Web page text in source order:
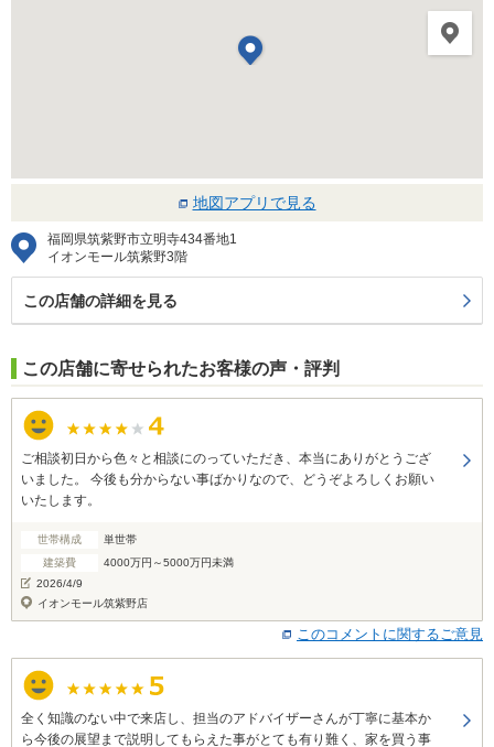
地図アプリで見る
福岡県筑紫野市立明寺434番地1
イオンモール筑紫野3階
この店舗の詳細を見る
この店舗に寄せられたお客様の声・評判
ご相談初日から色々と相談にのっていただき、本当にありがとうござ
いました。 今後も分からない事ばかりなので、どうぞよろしくお願い
いたします。
世帯構成
単世帯
建築費
4000万円～5000万円未満
2026/4/9
イオンモール筑紫野店
このコメントに関するご意見
全く知識のない中で来店し、担当のアドバイザーさんが丁寧に基本か
ら今後の展望まで説明してもらえた事がとても有り難く、家を買う事